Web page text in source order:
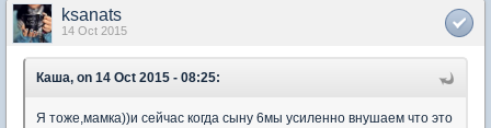
ksanats
14 Oct 2015
Каша, on 14 Oct 2015 - 08:25:
Я тоже,мамка))и сейчас когда сыну 6мы усиленно внушаем что это